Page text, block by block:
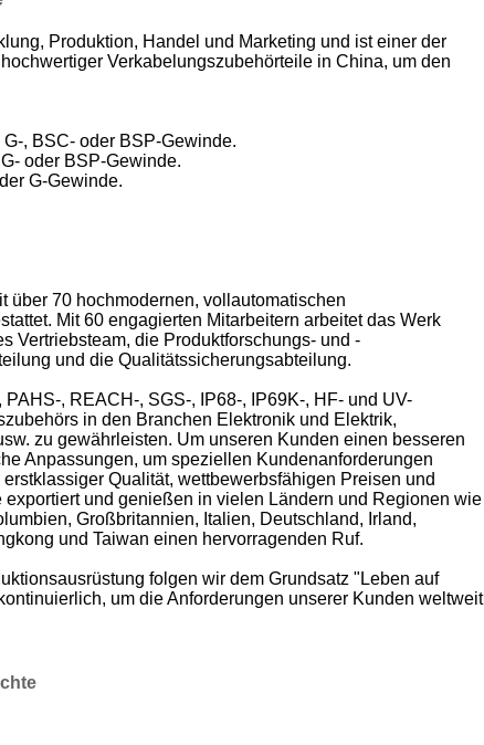
Produktion, Handel und Marketing und ist einer der
Verkabelungszubehörteile in China, um den
, BSC- oder BSP-Gewinde.
oder BSP-Gewinde.
G-Gewinde.
über 70 hochmodernen, vollautomatischen
Mit 60 engagierten Mitarbeitern arbeitet das Werk
Vertriebsteam, die Produktforschungs- und -
und die Qualitätssicherungsabteilung.
, REACH-, SGS-, IP68-, IP69K-, HF- und UV-
in den Branchen Elektronik und Elektrik,
zu gewährleisten. Um unseren Kunden einen besseren
Anpassungen, um speziellen Kundenanforderungen
Qualität, wettbewerbsfähigen Preisen und
und genießen in vielen Ländern und Regionen wie
Großbritannien, Italien, Deutschland, Irland,
und Taiwan einen hervorragenden Ruf.
folgen wir dem Grundsatz "Leben auf
um die Anforderungen unserer Kunden weltweit